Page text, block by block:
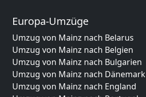
Europa-Umzüge
Umzug von Mainz nach Belarus
Umzug von Mainz nach Belgien
Umzug von Mainz nach Bulgarien
Umzug von Mainz nach Dänemark
Umzug von Mainz nach England